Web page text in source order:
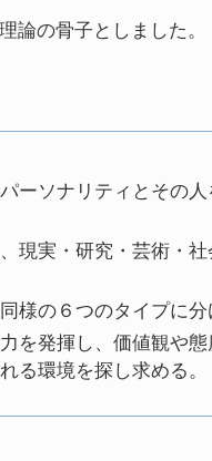
論の骨子としました。
ーソナリティとその
現実・研究・芸術・
様の６つのタイプに分
を発揮し、価値観や
る環境を探し求める。